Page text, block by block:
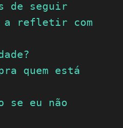
de seguir
a refletir com
quem está
se eu não